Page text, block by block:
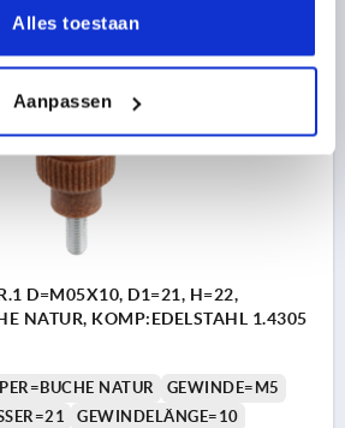
Alles toestaan
Aanpassen
D=M05X10, D1=21, H=22,
NATUR, KOMP:EDELSTAHL 1.4305
NATUR
GEWINDE=M5
GEWINDELÄNGE=10